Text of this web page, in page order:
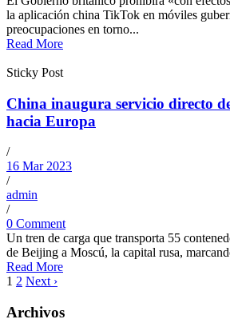
la aplicación china TikTok en móviles
preocupaciones en torno...
Read More
Sticky Post
China inaugura servicio directo
hacia Europa
/
16 Mar 2023
/
admin
/
0 Comment
Un tren de carga que transporta 55
de Beijing a Moscú, la capital rusa,
Read More
1 2 Next ›
Archivos